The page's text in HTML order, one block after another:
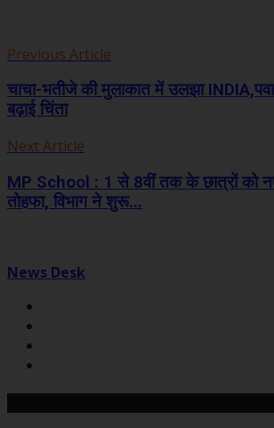
Previous Article
चाचा-भतीजे की मुलाकात में उलझा
बढ़ाई चिंता
Next Article
MP School : 1 से 8वीं तक के छात्रों को
तोहफा, विभाग ने शुरू...
News Desk